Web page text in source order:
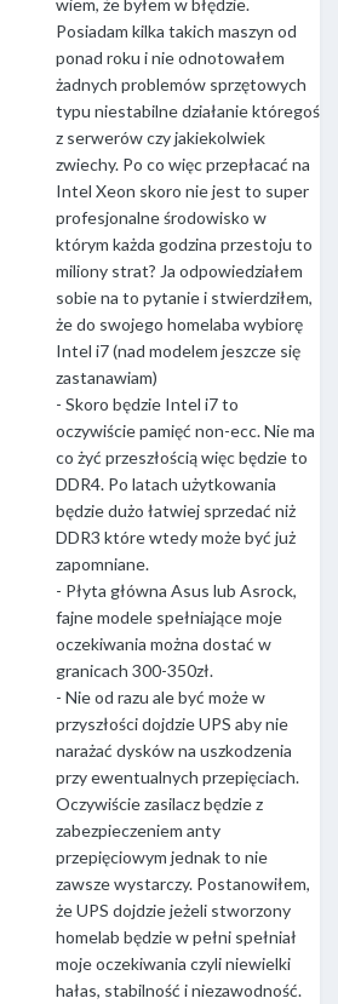
wiem, że byłem w błędzie.
Posiadam kilka takich maszyn od
ponad roku i nie odnotowałem
żadnych problemów sprzętowych
typu niestabilne działanie któregoś
z serwerów czy jakiekolwiek
zwiechy. Po co więc przepłacać na
Intel Xeon skoro nie jest to super
profesjonalne środowisko w
którym każda godzina przestoju to
miliony strat? Ja odpowiedziałem
sobie na to pytanie i stwierdziłem,
że do swojego homelaba wybiorę
Intel i7 (nad modelem jeszcze się
zastanawiam)
- Skoro będzie Intel i7 to
oczywiście pamięć non-ecc. Nie ma
co żyć przeszłością więc będzie to
DDR4. Po latach użytkowania
będzie dużo łatwiej sprzedać niż
DDR3 które wtedy może być już
zapomniane.
- Płyta główna Asus lub Asrock,
fajne modele spełniające moje
oczekiwania można dostać w
granicach 300-350zł.
- Nie od razu ale być może w
przyszłości dojdzie UPS aby nie
narażać dysków na uszkodzenia
przy ewentualnych przepięciach.
Oczywiście zasilacz będzie z
zabezpieczeniem anty
przepięciowym jednak to nie
zawsze wystarczy. Postanowiłem,
że UPS dojdzie jeżeli stworzony
homelab będzie w pełni spełniał
moje oczekiwania czyli niewielki
hałas, stabilność i niezawodność.